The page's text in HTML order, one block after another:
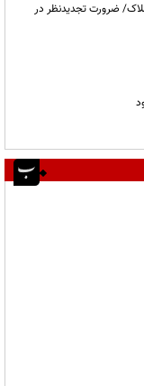
ضرورت تجدیدنظر در